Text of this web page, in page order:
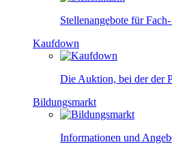
Stellenangebote für
Kaufdown
Die Auktion, bei der der
Bildungsmarkt
Informationen und